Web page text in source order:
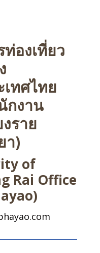
ท่องเที่ยว
เทศไทย
กงาน
งราย
า)
of
Rai Office